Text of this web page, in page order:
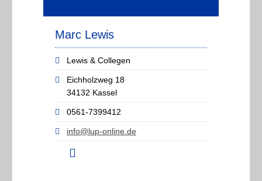
Marc Lewis
Lewis & Collegen
Eichholzweg 18
34132 Kassel
0561-7399412
info@lup-online.de